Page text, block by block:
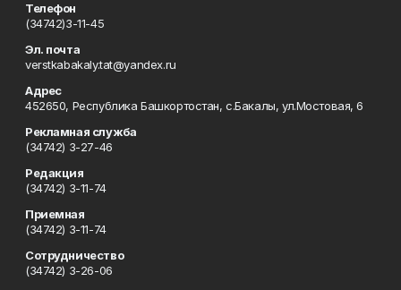
Телефон
(34742)3-11-45
Эл. почта
verstkabakaly.tat@yandex.ru
Адрес
452650, Республика Башкортостан, с.Бакалы, ул.Мостовая, 6
Рекламная служба
(34742) 3-27-46
Редакция
(34742) 3-11-74
Приемная
(34742) 3-11-74
Сотрудничество
(34742) 3-26-06